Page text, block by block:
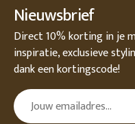
Dit seizoen zetten we
merk dat bekendstaat om
stijl, natuurlijke
lees je hoe je met een
helemaal herfstklaar maakt.
Nieuwsbrief
Direct 10% korting in je
inspiratie, exclusieve
dank een kortingscode!